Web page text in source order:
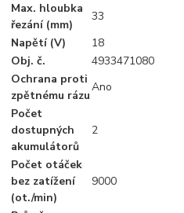
Max. hloubka
řezání (mm)
33
Napětí (V)
18
Obj. č.
4933471080
Ochrana proti
zpětnému rázu
Ano
Počet
dostupných
akumulátorů
2
Počet otáček
bez zatížení
(ot./min)
9000